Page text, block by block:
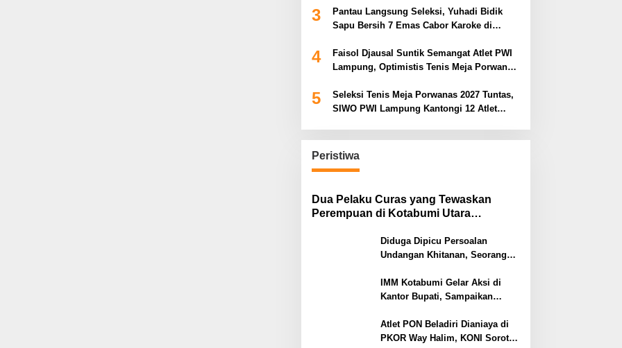
3
Pantau Langsung Seleksi, Yuhadi Bidik
Sapu Bersih 7 Emas Cabor Karoke di
4
Faisol Djausal Suntik Semangat Atlet PWI
Lampung, Optimistis Tenis Meja Porwanas
5
Seleksi Tenis Meja Porwanas 2027 Tuntas,
SIWO PWI Lampung Kantongi 12 Atlet
Peristiwa
Dua Pelaku Curas yang Tewaskan
Perempuan di Kotabumi Utara
Diduga Dipicu Persoalan
Undangan Khitanan, Seorang
Tertembak
IMM Kotabumi Gelar Aksi di
Kantor Bupati, Sampaikan
Pemkab Lampung Utara
Atlet PON Beladiri Dianiaya di
PKOR Way Halim, KONI Soroti